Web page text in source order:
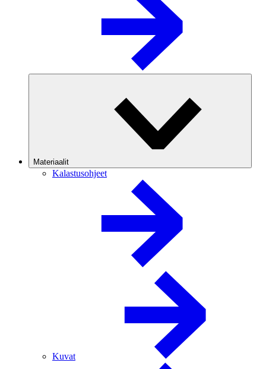
Materiaalit
Kalastusohjeet
Kuvat